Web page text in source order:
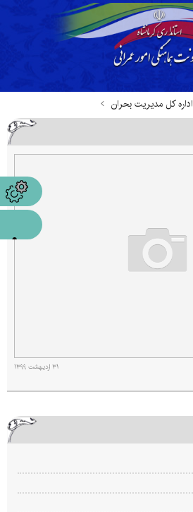
اداره کل مدیریت بحران
۳۱ اردیبهشت ۱۳۹۹